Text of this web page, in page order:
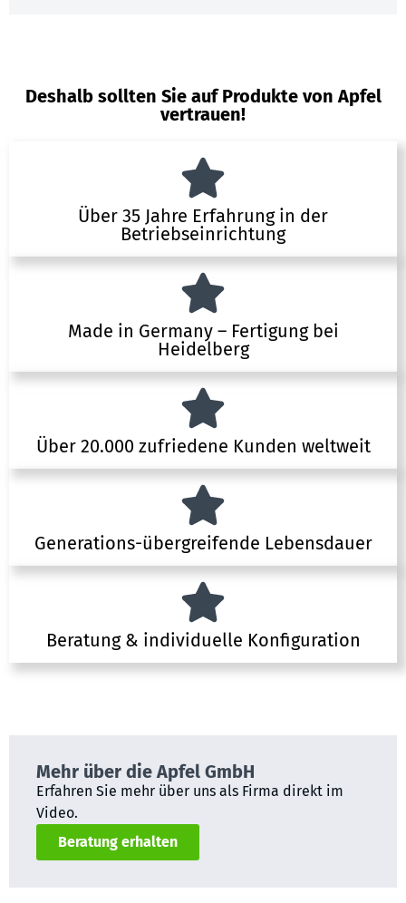
Deshalb sollten Sie auf Produkte von Apfel
vertrauen!
Über 35 Jahre Erfahrung in der
Betriebseinrichtung
Made in Germany – Fertigung bei
Heidelberg
Über 20.000 zufriedene Kunden weltweit
Generations-übergreifende Lebensdauer
Beratung & individuelle Konfiguration
Mehr über die Apfel GmbH
Erfahren Sie mehr über uns als Firma direkt im
Video.
Beratung erhalten